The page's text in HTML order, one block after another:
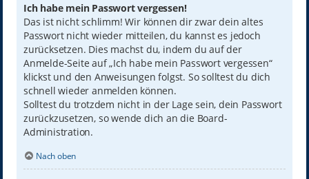
Ich habe mein Passwort vergessen!
Das ist nicht schlimm! Wir können dir zwar dein altes
Passwort nicht wieder mitteilen, du kannst es jedoch
zurücksetzen. Dies machst du, indem du auf der
Anmelde-Seite auf „Ich habe mein Passwort vergessen“
klickst und den Anweisungen folgst. So solltest du dich
schnell wieder anmelden können.
Solltest du trotzdem nicht in der Lage sein, dein Passwort
zurückzusetzen, so wende dich an die Board-
Administration.
Nach oben